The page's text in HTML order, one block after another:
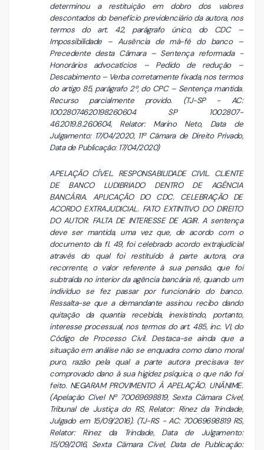
determinou a restituição em dobro dos valores
descontados do benefício previdenciário da autora, nos
termos do art. 42, parágrafo único, do CDC –
Impossibilidade – Ausência de má-fé do banco –
Precedente desta Câmara – Sentença reformada -
Honorários advocatícios – Pedido de redução –
Descabimento – Verba corretamente fixada, nos termos
do artigo 85, parágrafo 2º, do CPC – Sentença mantida.
Recurso parcialmente provido. (TJ-SP - AC:
10028074620198260604 SP 1002807-
46.2019.8.26.0604, Relator: Marino Neto, Data de
Julgamento: 17/04/2020, 11ª Câmara de Direito Privado,
Data de Publicação: 17/04/2020)
APELAÇÃO CÍVEL. RESPONSABILIDADE CIVIL. CLIENTE
DE BANCO LUDIBRIADO DENTRO DE AGÊNCIA
BANCÁRIA. APLICAÇÃO DO CDC. CELEBRAÇÃO DE
ACORDO EXTRAJUDICIAL. FATO EXTINTIVO DO DIREITO
DO AUTOR. FALTA DE INTERESSE DE AGIR. A sentença
deve ser mantida, uma vez que, de acordo com o
documento da fl. 49, foi celebrado acordo extrajudicial
através do qual foi restituído à parte autora, ora
recorrente, o valor referente à sua pensão, que foi
subtraída no interior da agência bancária ré, quando um
indivíduo se fez passar por funcionário do banco.
Ressalta-se que a demandante assinou recibo dando
quitação da quantia recebida, inexistindo, portanto,
interesse processual, nos termos do art. 485, inc. VI, do
Código de Processo Civil. Destaca-se ainda que a
situação em análise não se enquadra como dano moral
puro, razão pela qual a parte autora precisava ter
comprovado dano à sua higidez psíquica, o que não foi
feito. NEGARAM PROVIMENTO À APELAÇÃO. UNÂNIME.
(Apelação Cível Nº 70069698819, Sexta Câmara Cível,
Tribunal de Justiça do RS, Relator: Rinez da Trindade,
Julgado em 15/09/2016). (TJ-RS - AC: 70069698819 RS,
Relator: Rinez da Trindade, Data de Julgamento:
15/09/2016, Sexta Câmara Cível, Data de Publicação: